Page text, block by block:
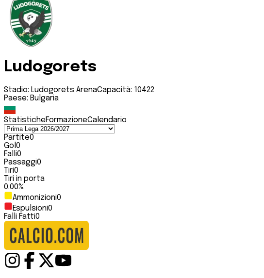
Ludogorets
Stadio: Ludogorets ArenaCapacità: 10422
Paese: Bulgaria
StatisticheFormazioneCalendario
Partite0
Gol 0
Falli0
Passaggi0
Tiri0
Tiri in porta
0.00%
Ammonizioni0
Espulsioni0
Falli Fatti0